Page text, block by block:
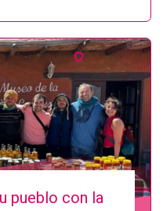
pueblo con la